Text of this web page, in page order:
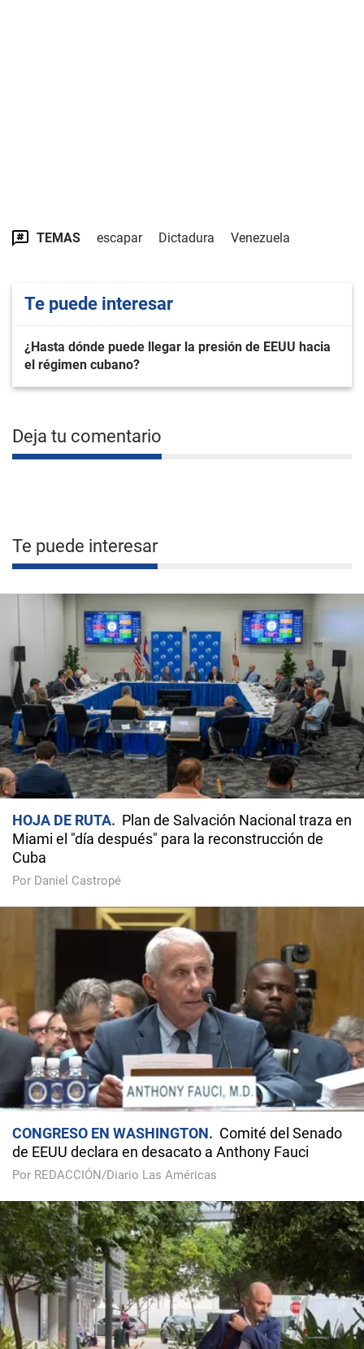
TEMAS escapar Dictadura Venezuela
Te puede interesar
¿Hasta dónde puede llegar la presión de EEUU hacia
el régimen cubano?
Deja tu comentario
Te puede interesar
HOJA DE RUTA
Plan de Salvación Nacional traza en
Miami el "día después" para la reconstrucción de
Cuba
Por Daniel Castropé
CONGRESO EN WASHINGTON
Comité del Senado
de EEUU declara en desacato a Anthony Fauci
Por REDACCIÓN/Diario Las Américas